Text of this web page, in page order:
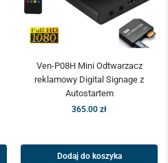
Ven-P08H Mini Odtwarzacz
reklamowy Digital Signage z
Autostartem
365.00 zł
Dodaj do koszyka